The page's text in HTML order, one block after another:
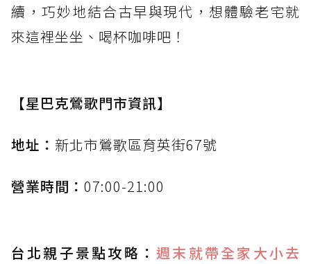
續，巧妙地結合古早與現代，想體驗老宅就
來這裡坐坐、喝杯咖啡吧！
【星巴克鶯歌門市資訊】
地址： 新北市鶯歌區育英街67號
營業時間： 07:00-21:00
台北親子景點攻略： 週末就帶全家大小去